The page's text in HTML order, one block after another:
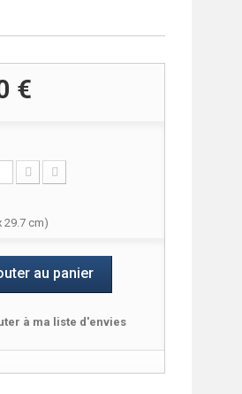
€
29.7 cm)
au panier
à ma liste d'envies